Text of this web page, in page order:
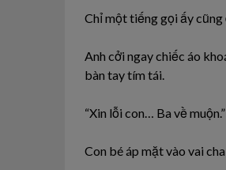
Chỉ một tiếng gọi ấy cũng
Anh cởi ngay chiếc áo
bàn tay tím tái.
“Xin lỗi con… Ba về muộn.”
Con bé áp mặt vào vai